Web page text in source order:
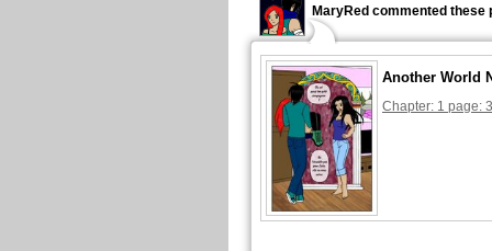
MaryRed commented these
Another World
Chapter: 1 page: